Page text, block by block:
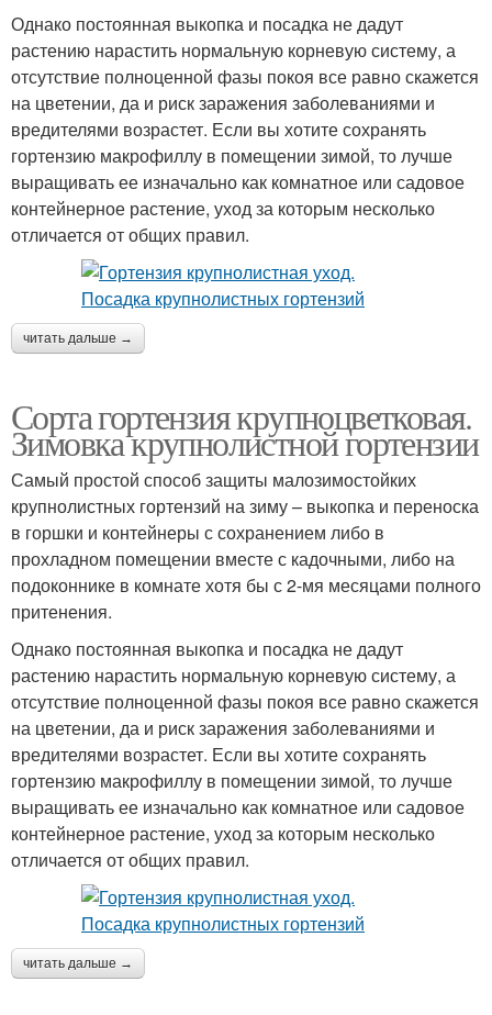
Однако постоянная выкопка и посадка не дадут
растению нарастить нормальную корневую систему, а
отсутствие полноценной фазы покоя все равно скажется
на цветении, да и риск заражения заболеваниями и
вредителями возрастет. Если вы хотите сохранять
гортензию макрофиллу в помещении зимой, то лучше
выращивать ее изначально как комнатное или садовое
контейнерное растение, уход за которым несколько
отличается от общих правил.
читать дальше →
Сорта гортензия крупноцветковая.
Зимовка крупнолистной гортензии
Самый простой способ защиты малозимостойких
крупнолистных гортензий на зиму – выкопка и переноска
в горшки и контейнеры с сохранением либо в
прохладном помещении вместе с кадочными, либо на
подоконнике в комнате хотя бы с 2-мя месяцами полного
притенения.
Однако постоянная выкопка и посадка не дадут
растению нарастить нормальную корневую систему, а
отсутствие полноценной фазы покоя все равно скажется
на цветении, да и риск заражения заболеваниями и
вредителями возрастет. Если вы хотите сохранять
гортензию макрофиллу в помещении зимой, то лучше
выращивать ее изначально как комнатное или садовое
контейнерное растение, уход за которым несколько
отличается от общих правил.
читать дальше →